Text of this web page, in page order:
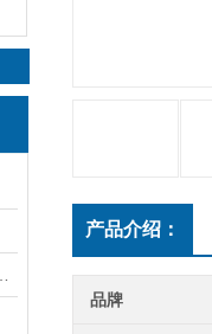
产品介绍：
品牌